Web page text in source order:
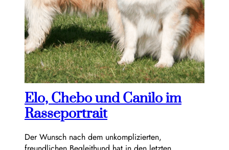
Elo, Chebo und Canilo im
Rasseportrait
Der Wunsch nach dem unkomplizierten,